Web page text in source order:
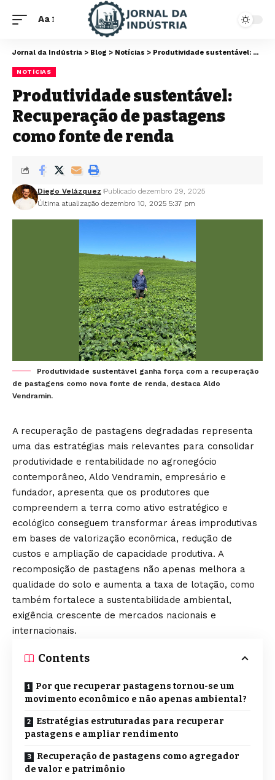
Aa
Jornal da Indústria > Blog > Notícias > Produtividade sustentável: Recuperação de pastagens como fonte de renda
NOTÍCIAS
Produtividade sustentável:
Recuperação de pastagens
como fonte de renda
Última atualização dezembro 10, 2025 5:37 pm
Diego Velázquez Publicado dezembro 29, 2025
Produtividade sustentável ganha força com a recuperação
de pastagens como nova fonte de renda, destaca Aldo
Vendramin.
A recuperação de pastagens degradadas representa
uma das estratégias mais relevantes para consolidar
produtividade e rentabilidade no agronegócio
contemporâneo, Aldo Vendramin, empresário e
fundador, apresenta que os produtores que
compreendem a terra como ativo estratégico e
ecológico conseguem transformar áreas improdutivas
em bases de valorização econômica, redução de
custos e ampliação de capacidade produtiva. A
recomposição de pastagens não apenas melhora a
qualidade do solo e aumenta a taxa de lotação, como
também fortalece a sustentabilidade ambiental,
exigência crescente de mercados nacionais e
internacionais.
Contents
Por que recuperar pastagens tornou-se um
movimento econômico e não apenas ambiental?
Estratégias estruturadas para recuperar
pastagens e ampliar rendimento
Recuperação de pastagens como agregador
de valor e patrimônio